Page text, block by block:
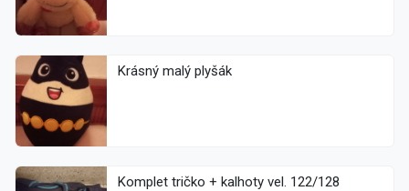
Krásný malý plyšák
Komplet tričko + kalhoty vel. 122/128